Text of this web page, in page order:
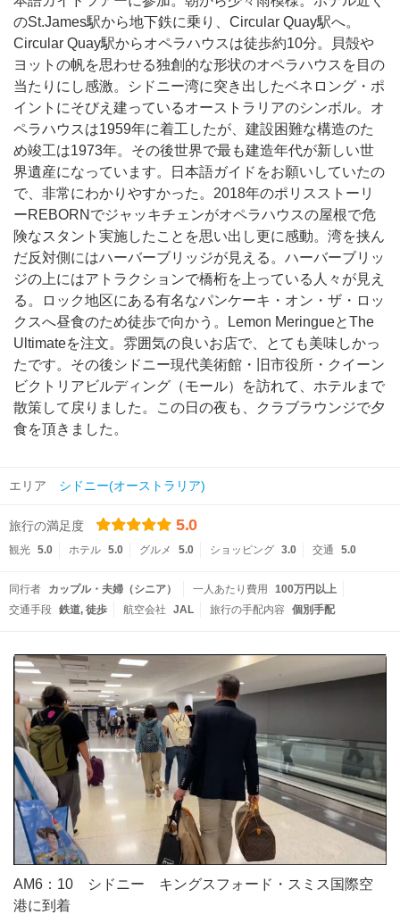
のSt.James駅から地下鉄に乗り、Circular Quay駅へ。
Circular Quay駅からオペラハウスは徒歩約10分。貝殻や
ヨットの帆を思わせる独創的な形状のオペラハウスを目の
当たりにし感激。シドニー湾に突き出したベネロング・ポ
イントにそびえ建っているオーストラリアのシンボル。オ
ペラハウスは1959年に着工したが、建設困難な構造のた
め竣工は1973年。その後世界で最も建造年代が新しい世
界遺産になっています。日本語ガイドをお願いしていたの
で、非常にわかりやすかった。2018年のポリスストーリ
ーREBORNでジャッキチェンがオペラハウスの屋根で危
険なスタント実施したことを思い出し更に感動。湾を挟ん
だ反対側にはハーバーブリッジが見える。ハーバーブリッ
ジの上にはアトラクションで橋桁を上っている人々が見え
る。ロック地区にある有名なパンケーキ・オン・ザ・ロッ
クスへ昼食のため徒歩で向かう。Lemon MeringueとThe
Ultimateを注文。雰囲気の良いお店で、とても美味しかっ
たです。その後シドニー現代美術館・旧市役所・クイーン
ビクトリアビルディング（モール）を訪れて、ホテルまで
散策して戻りました。この日の夜も、クラブラウンジで夕
食を頂きました。
エリア シドニー(オーストラリア)
旅行の満足度 5.0
観光 5.0 ホテル 5.0 グルメ 5.0 ショッピング 3.0 交通 5.0
同行者 カップル・夫婦（シニア） 一人あたり費用
100万円以上
交通手段 鉄道 徒歩 航空会社 JAL 旅行の手配内容 個別手配
AM6：10 シドニー キングスフォード・スミス国際空
港に到着